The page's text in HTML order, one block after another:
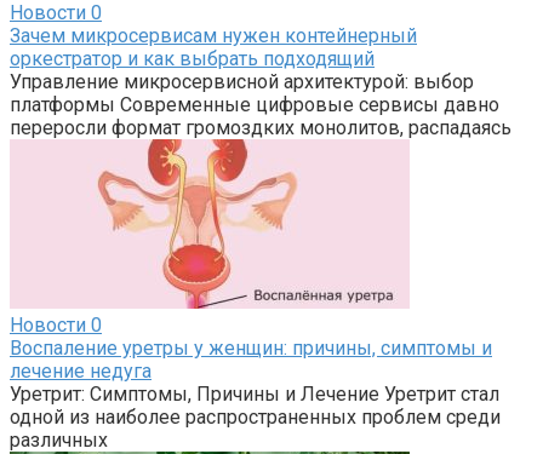
Новости 0
Зачем микросервисам нужен контейнерный
оркестратор и как выбрать подходящий
Управление микросервисной архитектурой: выбор
платформы Современные цифровые сервисы давно
переросли формат громоздких монолитов, распадаясь
Новости 0
Воспаление уретры у женщин: причины, симптомы и
лечение недуга
Уретрит: Симптомы, Причины и Лечение Уретрит стал
одной из наиболее распространенных проблем среди
различных